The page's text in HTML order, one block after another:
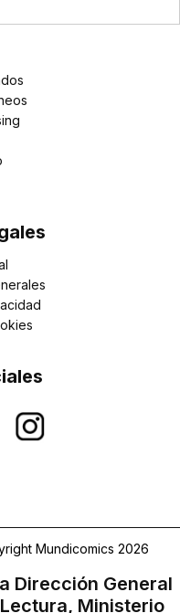
Mundicomics 2026
Dirección General
Ministerio